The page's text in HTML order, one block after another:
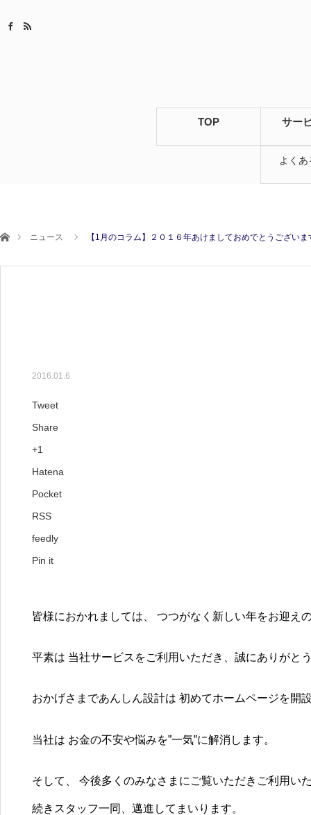
TOP サー
よく
ホームニュース 【1月のコラム】２０１６年あけましておめでとうございま
2016.01.6
Tweet
Share
+1
Hatena
Pocket
RSS
feedly
Pin it
皆様におかれましては、 つつがなく新しい年をお迎え
平素は 当社サービスをご利用いただき、誠にありがと
おかげさまであんしん設計は 初めてホームページを開
当社は お金の不安や悩みを”一気”に解消します。
そして、 今後多くのみなさまにご覧いただきご利用い
続きスタッフ一同、邁進してまいります。